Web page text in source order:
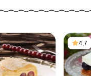
4,7